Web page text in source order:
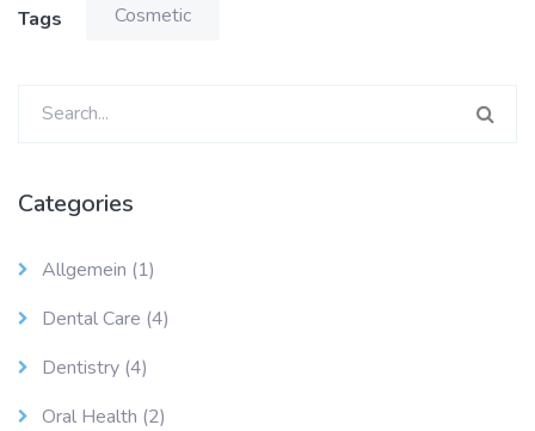
Tags Cosmetic
Categories
Allgemein (1)
Dental Care (4)
Dentistry (4)
Oral Health (2)